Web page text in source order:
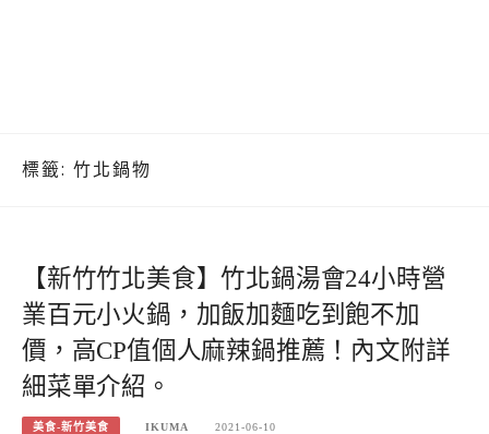
標籤: 竹北鍋物
【新竹竹北美食】竹北鍋湯會24小時營
業百元小火鍋，加飯加麵吃到飽不加
價，高CP值個人麻辣鍋推薦！內文附詳
細菜單介紹。
美食-新竹美食 IKUMA 2021-06-10